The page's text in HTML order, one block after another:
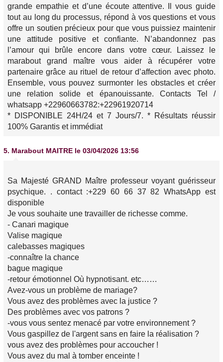
grande empathie et d’une écoute attentive. Il vous guide
tout au long du processus, répond à vos questions et vous
offre un soutien précieux pour que vous puissiez maintenir
une attitude positive et confiante. N’abandonnez pas
l’amour qui brûle encore dans votre cœur. Laissez le
marabout grand maître vous aider à récupérer votre
partenaire grâce au rituel de retour d’affection avec photo.
Ensemble, vous pouvez surmonter les obstacles et créer
une relation solide et épanouissante. Contacts Tel /
whatsapp +22960663782:+22961920714
* DISPONIBLE 24H/24 et 7 Jours/7. * Résultats réussir
100% Garantis et immédiat
5. Marabout MAITRE le 03/04/2026 13:56
Sa Majesté GRAND Maître professeur voyant guérisseur
psychique. . contact :+229 60 66 37 82 WhatsApp est
disponible
Je vous souhaite une travailler de richesse comme.
- Canari magique
Valise magique
calebasses magiques
-connaître la chance
bague magique
-retour émotionnel Où hypnotisant. etc……
Avez-vous un problème de mariage?
Vous avez des problèmes avec la justice ?
Des problèmes avec vos patrons ?
-vous vous sentez menacé par votre environnement ?
Vous gaspillez de l'argent sans en faire la réalisation ?
vous avez des problèmes pour accoucher !
Vous avez du mal à tomber enceinte !